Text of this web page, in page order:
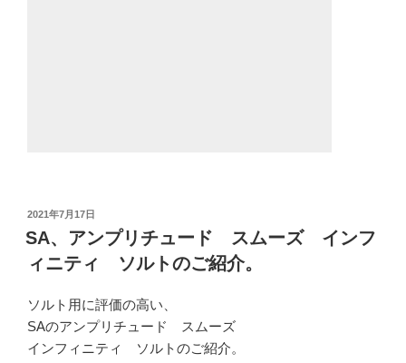
投
稿
日:
2021年7月17日
SA、アンプリチュード スムーズ インフ
ィニティ ソルトのご紹介。
ソルト用に評価の高い、
SAのアンプリチュード スムーズ
インフィニティ ソルトのご紹介。